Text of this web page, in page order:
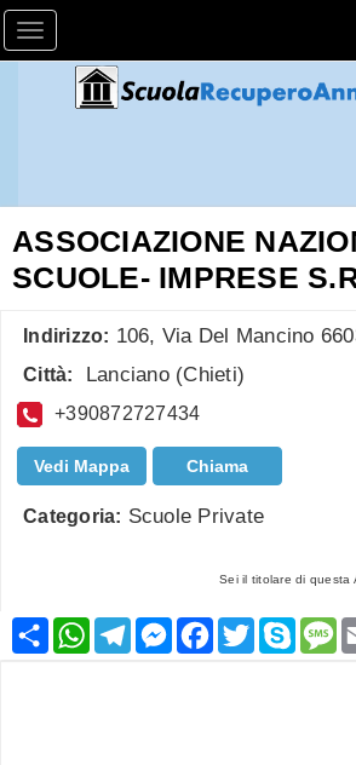
Toggle navigation
ASSOCIAZIONE
SCUOLE- IMPRESE
Indirizzo: 106, Via Del Mancino
Città: Lanciano (Chieti)
+390872727434
Vedi Mappa Chiama
Categoria: Scuole Private
Sei il titolare di questa
CondividiWhatsApp
TelegramMessenger
Facebook
Twitter